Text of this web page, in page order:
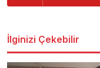
İlginizi Çekebilir